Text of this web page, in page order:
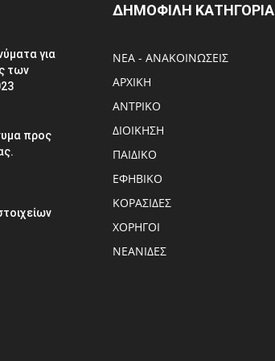
για
των
προς
ΔΗΜΟΦΙΛΗ ΚΑΤΗΓΟΡΙΑ
ΝΕΑ - ΑΝΑΚΟΙΝΩΣΕΙΣ
ΑΡΧΙΚΗ
ΑΝTΡΙΚΟ
ΔΙΟΙΚΗΣΗ
ΠΑΙΔΙΚΟ
ΕΦΗΒΙΚΟ
ΚΟΡΑΣΙΔΕΣ
ΧΟΡΗΓΟΙ
ΝΕΑΝΙΔΕΣ